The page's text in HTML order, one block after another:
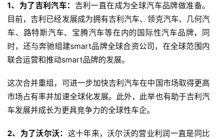
1、为了吉利汽车： 吉利一直在成为全球汽车品牌做准备。
目前，吉利已经发展成为拥有吉利汽车、领克汽车、几何汽
车、路特斯汽车、宝腾汽车等在内的国际性汽车品牌，同
时，还与奔驰组建smart品牌全球合资公司，在全球范围内
联合运营和推动smart品牌的发展。
这次合并重组，可进一步加快吉利汽车在中国市场取得更高
市场占有率并加速全球化发展。此外，此举也有助于吉利汽
车发展并成长为更具竞争力的全球性车企。
2、为了沃尔沃： 这十年来，沃尔沃的营业利润一直是同比